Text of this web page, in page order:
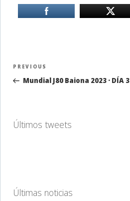
Navegación
entradas
Previous
Post
PREVIOUS
Mundial J80 Baiona 2023 · DÍA 3
Últimos tweets
Últimas noticias